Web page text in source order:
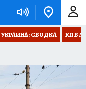
УКРАИНА: СВОДКА КП В